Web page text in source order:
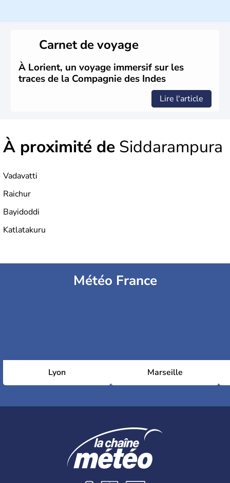
siècle, l'Inde reste sous la domination de l'empire
britannique jusqu'à l'obtention de son indépendance en
1947. Le Taj Mahal, mausolée construit par un empereur
en l'honneur de son épouse, a été édifié dans les années
1640 et est aujourd'hui considéré comme l'une des 7
Carnet de voyage
À Lorient, un voyage immersif sur les
traces de la Compagnie des Indes
Lire l'article
À proximité de Siddarampura
Vadavatti
Raichur
Bayidoddi
Katlatakuru
Météo France
Lyon Marseille